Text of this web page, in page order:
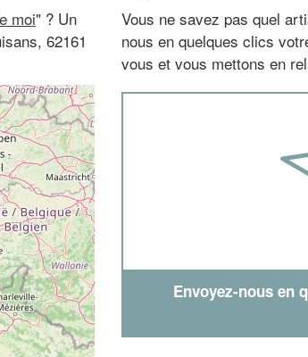
moi" ? Un
62161
Vous ne savez pas quel
nous en quelques clics
vous et vous mettons en
Envoyez-nous en